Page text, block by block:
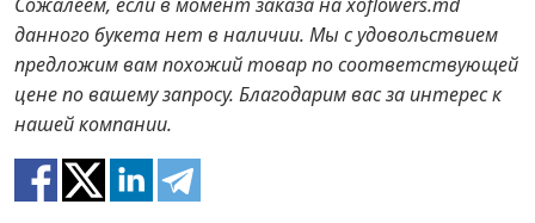
В случае если каких-то составляющих букета не
будет в наличии, мы предложим вам варианты
замены на аналоги. Также будьте готовы к тому,
что цветы – это живой материал, поэтому букеты
данного букета нет в наличии. Мы с удовольствием
предложим вам похожий товар по соответствующей
цене по вашему запросу. Благодарим вас за интерес к
нашей компании.